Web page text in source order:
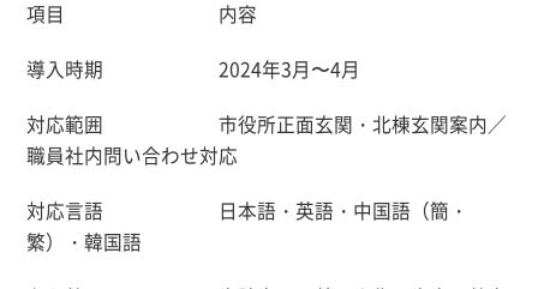
項目 内容
導入時期 2024年3月〜4月
対応範囲 市役所正面玄関・北棟玄関案内／
職員社内問い合わせ対応
対応言語 日本語・英語・中国語（簡・
繁）・韓国語